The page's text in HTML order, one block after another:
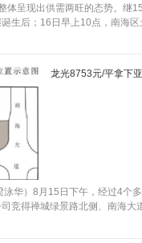
及珠江西岸重要的经济增长极
庆融入大湾区的最适合突破口
，未来这个区域将有更多的利好
镇项目目前已在筹备建设中，
客人数约300万人次/年，以及政
投入使用等，近千亿投资规划的
立体化的交通，悦享广佛肇半小
佛山，5站到广州，40分钟直
、二广高速、广佛肇高速（在
云国际机场仅需40分钟车程，
利，让城市更美好 保利爱乐小
盘。世界500强的央企保利，
证。26载深耕80余城，2005
，从千灯湖金融高新区到佛山
水、南海、高明的集合区位，
了区域在售项目价格，房价水
的等品牌房企的入驻，引发市
核 心，逐渐传导到三四线的
政府推地所起到的引导作用，
不平衡。面对这个局面，她预测
展，且会倾向经济产业发展好、
优先推地，借此提高区域的
到市场认可 品牌房企入驻释
兴认为，白坭三地块拍出高价，
容小窥！究其原因，一方面房企
急需落地布局；另一方面高地
预计项目周边区域有望价值重
价1.5-1.6万/平 将带动桂丹路
体呈现出供需两旺的态势。继
生后；16日早上10点，南海
街道C11街区地段一宗商住用地
米。 早上9:45，距离开拍还有
经达到52650万元。“这将又是
后，报价62次，楼面价追高至
11:15，经历1小时15分的竞拍
公司以9.045亿元收入囊中。 地
压线 本次出让的地块位于桂城
和康怡花园南侧，周边有新桂
太港城，城市广场、平洲客运
桂城外国语学校、桂城中学、
湖片区和金融高新C区逐步发
15000元/平方米，而在
房价已经上升至与禅桂齐平，
龙光8753元/平拿下
泳华）8月15日下午，经过4个
竞得禅城绿景路北侧、南海大